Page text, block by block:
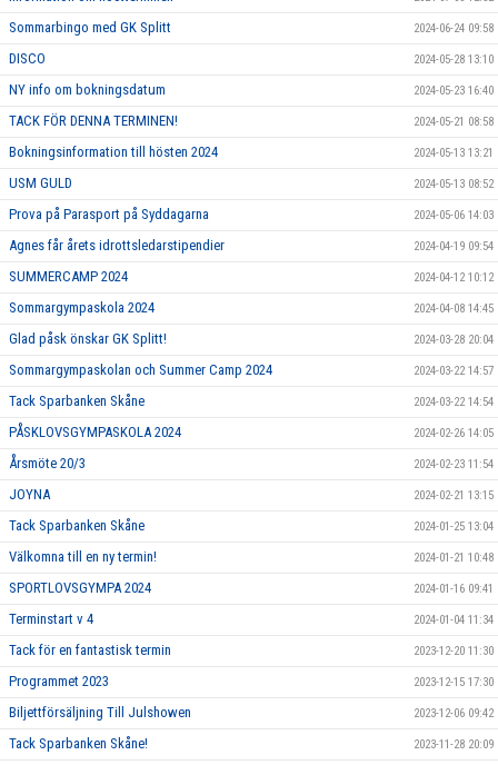
Sommarbingo med GK Splitt 2024-06-24 09:58
DISCO 2024-05-28 13:10
NY info om bokningsdatum 2024-05-23 16:40
TACK FÖR DENNA TERMINEN! 2024-05-21 08:58
Bokningsinformation till hösten 2024 2024-05-13 13:21
USM GULD 2024-05-13 08:52
Prova på Parasport på Syddagarna 2024-05-06 14:03
Agnes får årets idrottsledarstipendier 2024-04-19 09:54
SUMMERCAMP 2024 2024-04-12 10:12
Sommargympaskola 2024 2024-04-08 14:45
Glad påsk önskar GK Splitt! 2024-03-28 20:04
Sommargympaskolan och Summer Camp 2024 2024-03-22 14:57
Tack Sparbanken Skåne 2024-03-22 14:54
PÅSKLOVSGYMPASKOLA 2024 2024-02-26 14:05
Årsmöte 20/3 2024-02-23 11:54
JOYNA 2024-02-21 13:15
Tack Sparbanken Skåne 2024-01-25 13:04
Välkomna till en ny termin! 2024-01-21 10:48
SPORTLOVSGYMPA 2024 2024-01-16 09:41
Terminstart v 4 2024-01-04 11:34
Tack för en fantastisk termin 2023-12-20 11:30
Programmet 2023 2023-12-15 17:30
Biljettförsäljning Till Julshowen 2023-12-06 09:42
Tack Sparbanken Skåne! 2023-11-28 20:09